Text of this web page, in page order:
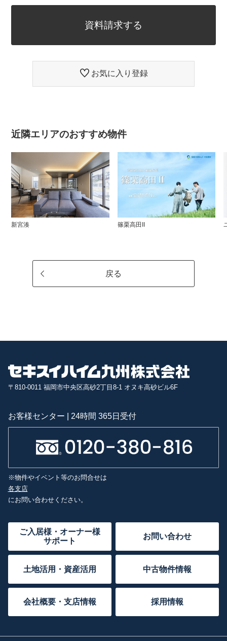
資料請求する
お気に入り登録
近隣エリアのおすすめ物件
新宮湊 篠栗高田II
戻る
〒810-0011 福岡市中央区高砂2丁目8-1 オヌキ高砂ビル6F
お客様センター | 24時間 365日受付
※物件やイベント等のお問合せは
各支店
にお問い合わせください。
ご入居様・オーナー様
サポート
お問い合わせ
土地活用・資産活用 中古物件情報
会社概要・支店情報 採用情報